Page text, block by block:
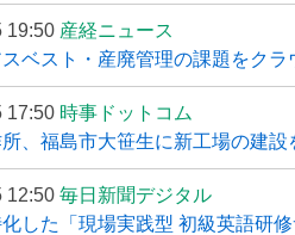
19:50 産経ニュース
ベスト・産廃管理の課題をクラ
17:50 時事ドットコム
、福島市大笹生に新工場の建設
12:50 毎日新聞デジタル
した「現場実践型 初級英語研